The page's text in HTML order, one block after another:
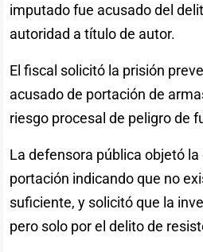
imputado fue acusado del
autoridad a título de autor.
El fiscal solicitó la prisión
acusado de portación de
riesgo procesal de peligro de
La defensora pública objetó
portación indicando que no
suficiente, y solicitó que la
pero solo por el delito de